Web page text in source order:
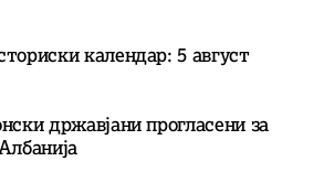
календар: 5 август
државјани прогласени за